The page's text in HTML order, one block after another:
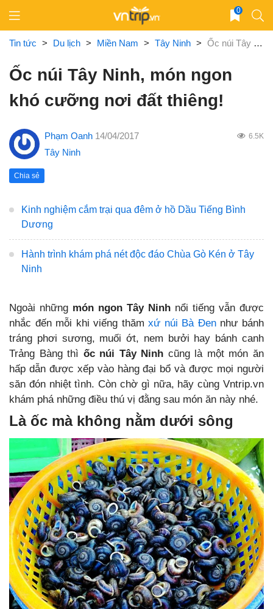
content
0
Tin tức > Du lịch > Miền Nam > Tây Ninh > Ốc núi Tây Ninh, món ngon khó cưỡng nơi đất thiêng!
Ốc núi Tây Ninh, món ngon
khó cưỡng nơi đất thiêng!
Phạm Oanh 14/04/2017 6.5K
Tây Ninh
Chia sẻ
Kinh nghiệm cắm trại qua đêm ở hồ Dầu Tiếng Bình
Dương
Hành trình khám phá nét độc đáo Chùa Gò Kén ở Tây
Ninh
Ngoài những món ngon Tây Ninh nổi tiếng vẫn được
nhắc đến mỗi khi viếng thăm xứ núi Bà Đen như bánh
tráng phơi sương, muối ớt, nem bưởi hay bánh canh
Trảng Bàng thì ốc núi Tây Ninh cũng là một món ăn
hấp dẫn được xếp vào hàng đại bổ và được mọi người
săn đón nhiệt tình. Còn chờ gì nữa, hãy cùng Vntrip.vn
khám phá những điều thú vị đằng sau món ăn này nhé.
Là ốc mà không nằm dưới sông